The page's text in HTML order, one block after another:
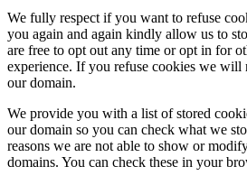
We fully respect if you want to refuse
you again and again kindly allow us to
are free to opt out any time or opt in for
experience. If you refuse cookies we will
our domain.
We provide you with a list of stored
our domain so you can check what we
reasons we are not able to show or
domains. You can check these in your